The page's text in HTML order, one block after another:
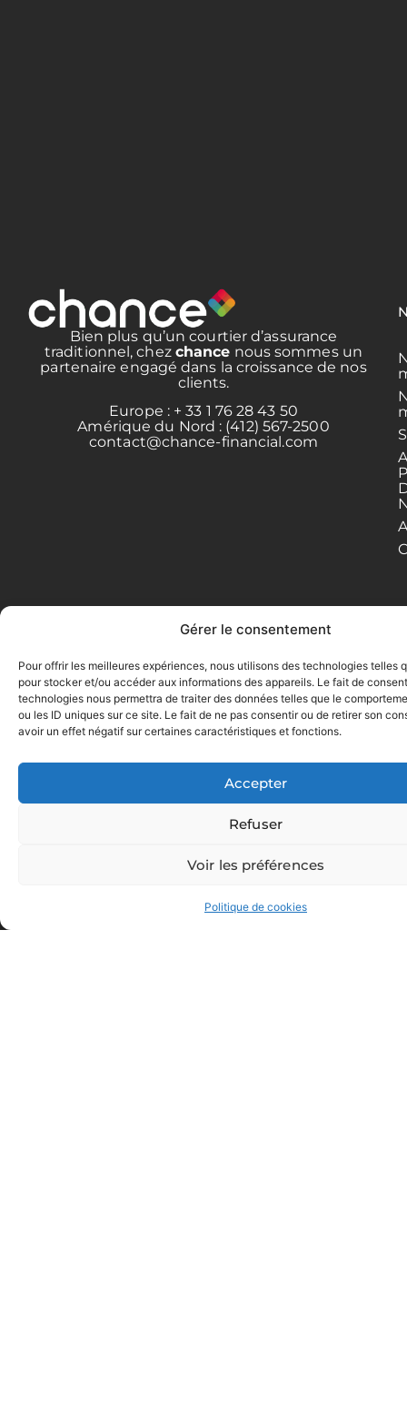
Gérer le consentement
Pour offrir les meilleures expériences, nous utilisons des technologies telles
pour stocker et/ou accéder aux informations des appareils. Le fait de
technologies nous permettra de traiter des données telles que le
ou les ID uniques sur ce site. Le fait de ne pas consentir ou de retirer son
avoir un effet négatif sur certaines caractéristiques et fonctions.
Accepter
Refuser
Voir les préférences
Politique de cookies
Bien plus qu’un courtier d’assurance
traditionnel, chez chance nous sommes un
partenaire engagé dans la croissance de nos
clients.
Europe : + 33 1 76 28 43 50
Amérique du Nord : (412) 567-2500
contact@chance-financial.com